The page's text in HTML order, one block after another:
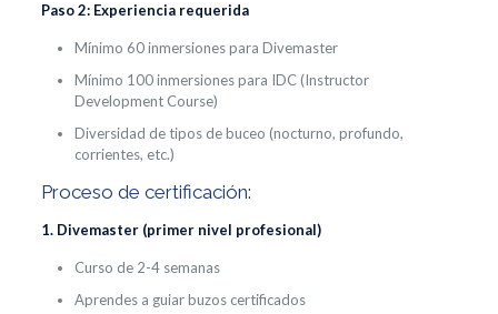
Paso 2: Experiencia requerida
Mínimo 60 inmersiones para Divemaster
Mínimo 100 inmersiones para IDC (Instructor
Development Course)
Diversidad de tipos de buceo (nocturno, profundo,
corrientes, etc.)
Proceso de certificación:
1. Divemaster (primer nivel profesional)
Curso de 2-4 semanas
Aprendes a guiar buzos certificados